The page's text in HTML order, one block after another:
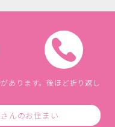
あります。後ほど折り返し
んのお住まい